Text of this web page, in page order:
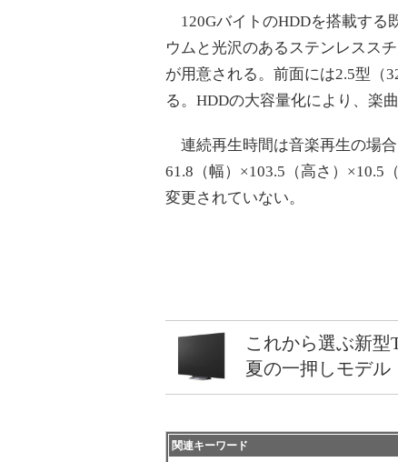
120GバイトのHDDを搭載する
ウムと光沢のあるステンレスス
が用意される。前面には2.5型（
る。HDDの大容量化により、楽
連続再生時間は音楽再生の場
61.8（幅）×103.5（高さ）×10.5
変更されていない。
これから選ぶ新型
夏の一押しモデル
関連キーワード